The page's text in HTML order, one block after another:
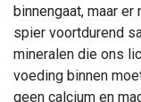
binnengaat, maar
spier voortdurend
mineralen die ons
voeding binnen
geen calcium en